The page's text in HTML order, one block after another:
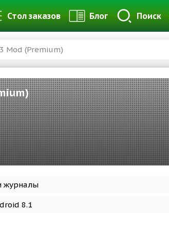
Стол заказов Блог Поиск
Mod (Premium)
журналы
8.1